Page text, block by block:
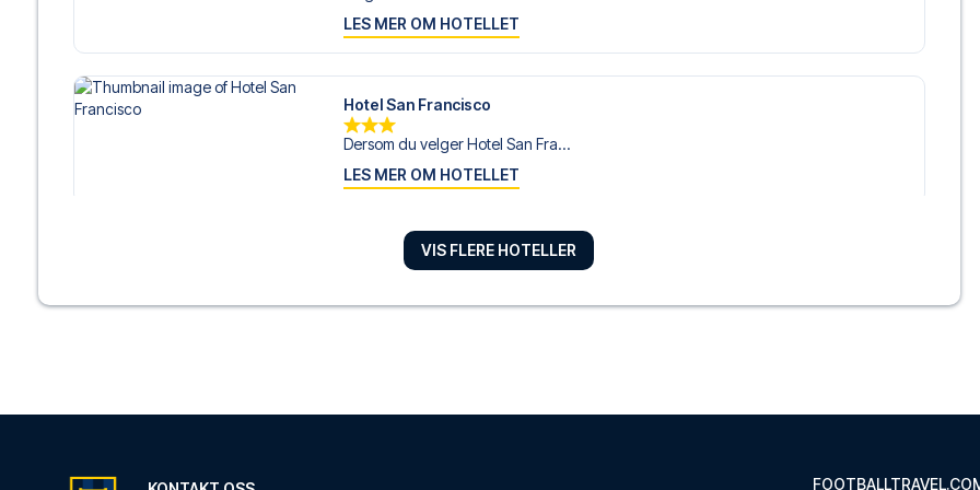
LES MER OM HOTELLET
Hotel San Francisco
Dersom du velger Hotel San Fra...
LES MER OM HOTELLET
Bianca Maria Palace Hotel
VIS FLERE HOTELLER